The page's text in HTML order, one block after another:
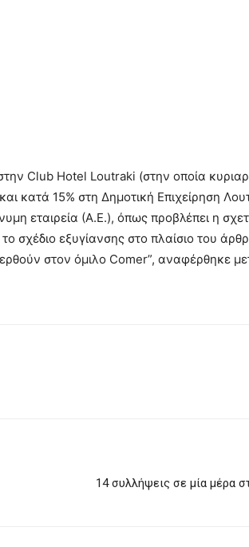
Club Hotel Loutraki (στην οποία
κατά 15% στη Δημοτική Επιχείρηση
εταιρεία (Α.Ε.), όπως προβλέπει η
σχέδιο εξυγίανσης στο πλαίσιο του
στον όμιλο Comer”, αναφέρθηκε
14 συλλήψεις σε μία μέρα